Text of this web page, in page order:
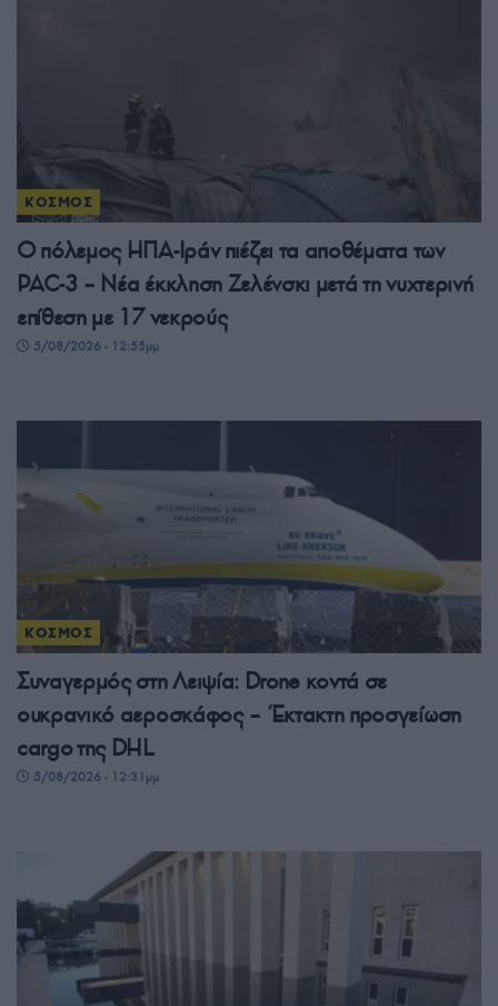
ΚΟΣΜΟΣ
Ο πόλεμος ΗΠΑ-Ιράν πιέζει τα αποθέματα των
PAC-3 – Νέα έκκληση Ζελένσκι μετά τη νυχτερινή
επίθεση με 17 νεκρούς
5/08/2026 - 12:55μμ
ΚΟΣΜΟΣ
Συναγερμός στη Λειψία: Drone κοντά σε
ουκρανικό αεροσκάφος – Έκτακτη προσγείωση
cargo της DHL
5/08/2026 - 12:31μμ